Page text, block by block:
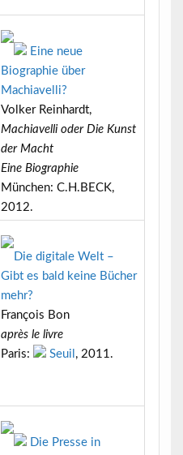
Eine neue
Biographie über
Machiavelli?
Volker Reinhardt,
Machiavelli oder Die Kunst
der Macht
Eine Biographie
München: C.H.BECK,
2012.
Die digitale Welt –
Gibt es bald keine Bücher
mehr?
François Bon
après le livre
Paris:
Seuil , 2011.
Die Presse in